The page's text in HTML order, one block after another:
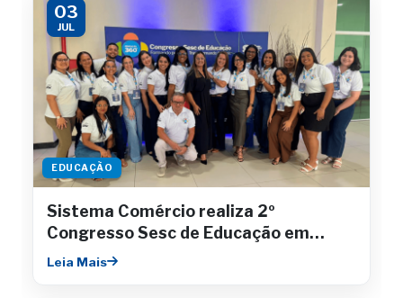
03
JUL
EDUCAÇÃO
Sistema Comércio realiza 2º
Congresso Sesc de Educação em
Aracaju
Leia Mais